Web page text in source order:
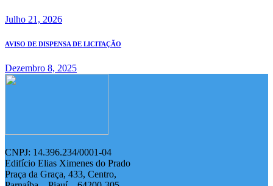
Julho 21, 2026
AVISO DE DISPENSA DE LICITAÇÃO
Dezembro 8, 2025
CNPJ: 14.396.234/0001-04
Edifício Elias Ximenes do Prado
Praça da Graça, 433, Centro,